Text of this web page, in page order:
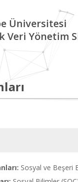
Üniversitesi
Veri Yönetim
Sosyal ve Beşeri